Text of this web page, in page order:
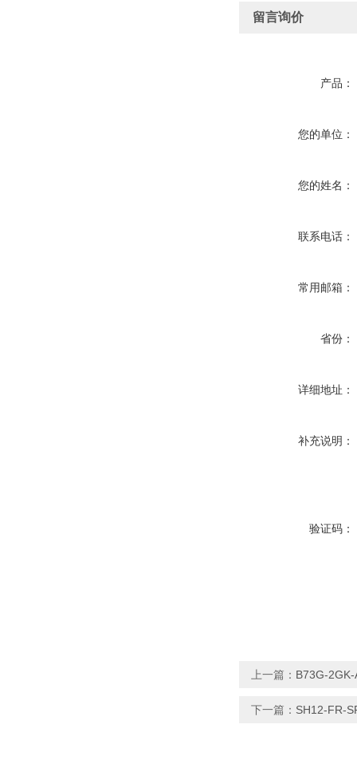
留言询价
产品：
您的单位：
您的姓名：
联系电话：
常用邮箱：
省份：
详细地址：
补充说明：
验证码：
上一篇： B73G-
下一篇： SH12-FR-